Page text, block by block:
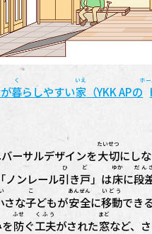
暮
く
らしやすい家
いえ
（YKK APの
ホ
ーサルデザインを大切
たいせつ
にし
ノンレール引き戸
ひ ど
」は床
ゆか
に段
だん
さな子
こ
どもが安全
あんぜん
に移動
いどう
でき
防
ふせ
ぐ工夫
くふう
がされた窓
まど
など、